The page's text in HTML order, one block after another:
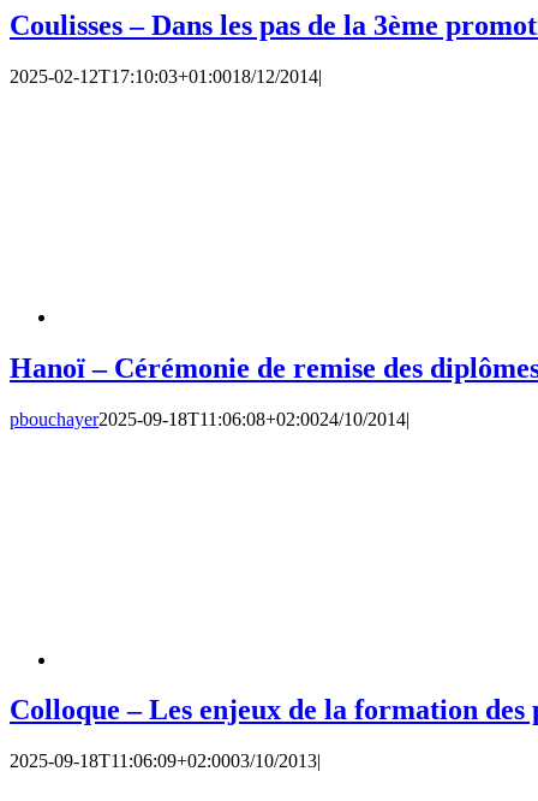
Coulisses – Dans les pas de la 3ème
2025-02-12T17:10:03+01:0018/12/2014|
Hanoï – Cérémonie de remise des
pbouchayer2025-09-18T11:06:08+02:0024/10/2014|
Colloque – Les enjeux de la formation
2025-09-18T11:06:09+02:0003/10/2013|